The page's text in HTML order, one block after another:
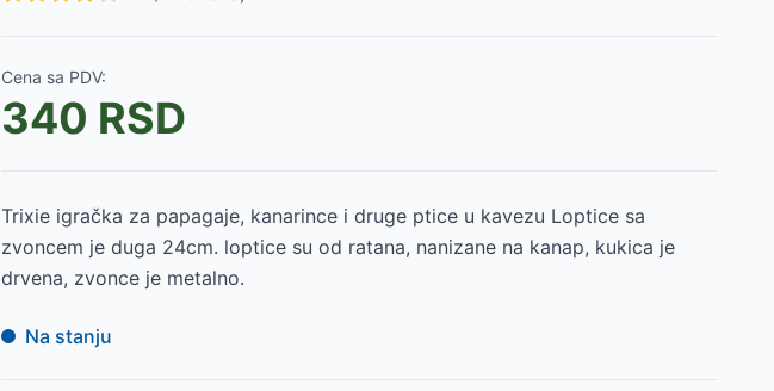
Cena sa PDV:
340 RSD
Trixie igračka za papagaje, kanarince i druge ptice u kavezu Loptice sa
zvoncem je duga 24cm. loptice su od ratana, nanizane na kanap, kukica je
drvena, zvonce je metalno.
Na stanju